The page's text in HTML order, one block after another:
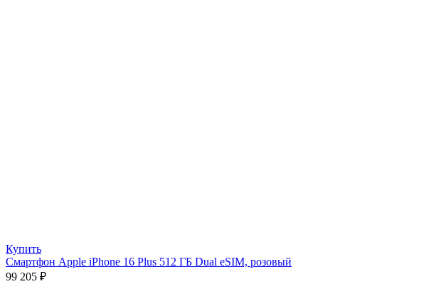
Купить
Смартфон Apple iPhone 16 Plus 512 ГБ Dual eSIM, розовый
99 205 ₽